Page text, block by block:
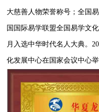
大慈善人物荣誉称号；全国
国国际易学联盟全国易学文
月入选中华时代名人大典。
化发展中心在国家会议中心